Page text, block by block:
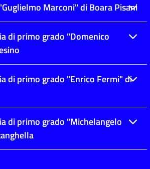
Marconi" di Boara Pisani
di primo grado "Domenico
di primo grado "Enrico Fermi" di
di primo grado "Michelangelo